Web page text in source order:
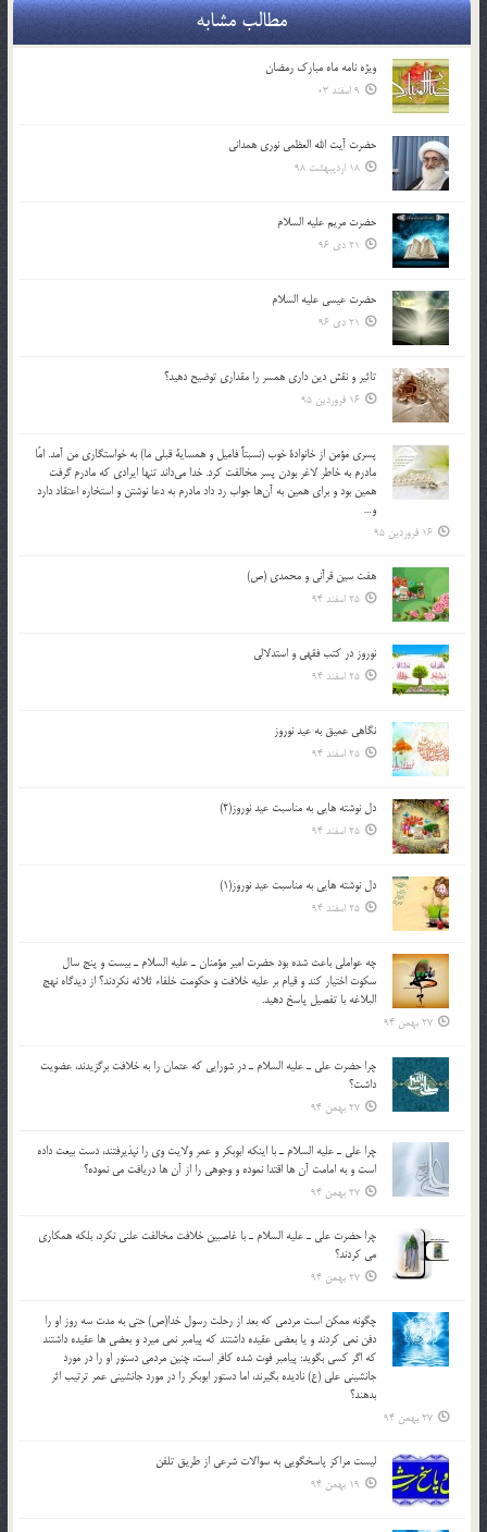
مطالب مشابه
ویژه نامه ماه مبارک رمضان
9 اسفند 03
حضرت آیت الله العظمی نوری همدانی
18 اردیبهشت 98
حضرت مریم علیه السلام
21 دی 96
حضرت عیسی علیه السلام
21 دی 96
تاثير و نقش دين داري همسر را مقداري توضيح دهيد؟
16 فروردین 95
پسري مؤمن از خانوادة خوب (نسبتاً فاميل و همساية قبلي ما) به خواستگاري من آمد. امّا
مادرم به خاطر لاغر بودن پسر مخالفت كرد. خدا مي‌داند تنها ايرادي كه مادرم گرفت
همين بود و براي همين به آن‌ها جواب رد داد مادرم به دعا نوشتن و استخاره اعتقاد دارد
و…
16 فروردین 95
هفت سین قرآنی و محمدی (ص)
25 اسفند 94
نوروز در كتب فقهى و استدلالى‏
25 اسفند 94
نگاهى عميق به عيد نوروز
25 اسفند 94
دل نوشته هایی به مناسبت عید نوروز(2)
25 اسفند 94
دل نوشته هایی به مناسبت عید نوروز(1)
25 اسفند 94
چه عواملي باعث شده بود حضرت امير مؤمنان ـ عليه السلام ـ بيست و پنج سال
سکوت اختيار کند و قيام بر عليه خلافت و حکومت خلفاء ثلاثه نکردند؟ از ديدگاه نهج
البلاغه با تفصيل پاسخ دهيد.
27 بهمن 94
چرا حضرت علي ـ عليه السلام ـ در شورايي كه عثمان را به خلافت برگزيدند، عضويت
داشت؟
27 بهمن 94
چرا علي ـ عليه السلام ـ با اينكه ابوبكر و عمر ولايت وي را نپذيرفتند، دست بيعت داده
است و به امامت آن ها اقتدا نموده و وجوهي را از آن ها دريافت مي نموده؟
27 بهمن 94
چرا حضرت علي ـ عليه السلام ـ با غاصبين خلافت مخالفت علني نکرد، بلكه همكاري
مي کردند؟
27 بهمن 94
چگونه ممكن است مردمي كه بعد از رحلت رسول خدا(ص) حتی به مدت سه روز او را
دفن نمي كردند و یا بعضي عقيده داشتند كه پيامبر نمي ميرد و بعضي ها عقيده داشتند
كه اگر كسي بگويد: پيامبر فوت شده كافر است، چنین مردمی دستور او را در مورد
جانشيني علي (ع) ناديده بگيرند، اما دستور ابوبكر را در مورد جانشيني عمر ترتیب اثر
بدهند؟
27 بهمن 94
لیست مراکز پاسخگویی به سوالات شرعی از طریق تلفن
19 بهمن 94